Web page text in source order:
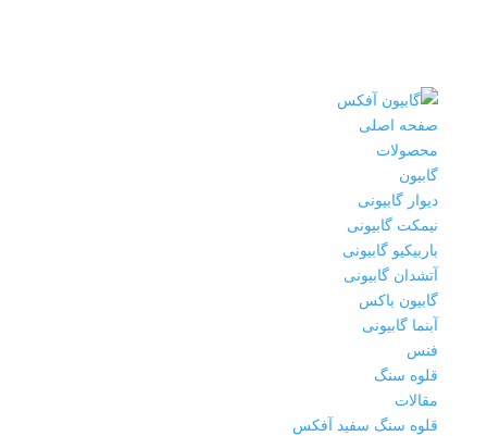
صفحه اصلی
محصولات
گابیون
دیوار گابیونی
نیمکت گابیونی
باربیکیو گابیونی
آتشدان گابیونی
گابیون باکس
آبنما گابیونی
فنس
قلوه سنگ
مقالات
قلوه سنگ سفید آفکس